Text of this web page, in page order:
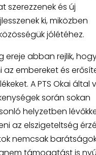
szerezzenek és új
ki, miközben
jólétéhez.
ereje abban rejlik,
az embereket és
A PTS Okai által
során sokan
helyzetben
az elszigeteltség
nemcsak